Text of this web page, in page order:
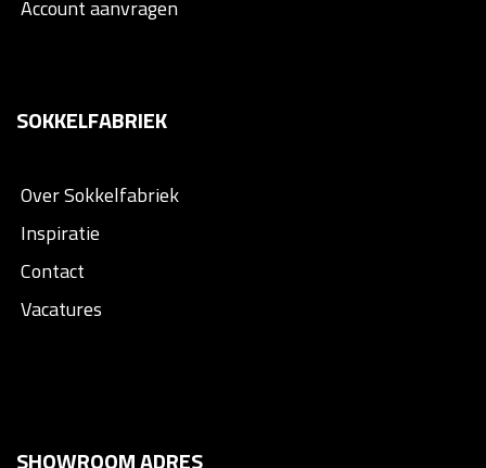
Account aanvragen
SOKKELFABRIEK
Over Sokkelfabriek
Inspiratie
Contact
Vacatures
SHOWROOM ADRES